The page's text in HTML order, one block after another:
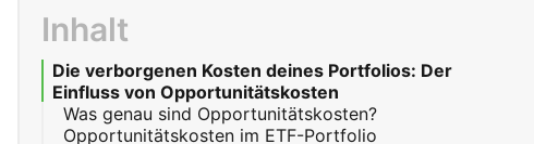
Inhalt
Die verborgenen Kosten deines Portfolios: Der
Einfluss von Opportunitätskosten
Was genau sind Opportunitätskosten?
Opportunitätskosten im ETF-Portfolio